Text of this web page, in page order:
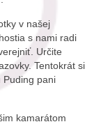
v našej
s nami radi
Určite
Tentokrát si
Puding pani
kamarátom